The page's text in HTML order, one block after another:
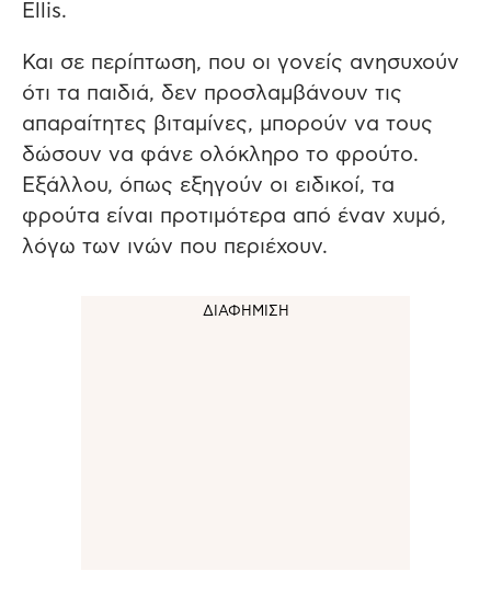
Ellis.
Και σε περίπτωση, που οι γονείς ανησυχούν
ότι τα παιδιά, δεν προσλαμβάνουν τις
απαραίτητες βιταμίνες, μπορούν να τους
δώσουν να φάνε ολόκληρο το φρούτο.
Εξάλλου, όπως εξηγούν οι ειδικοί, τα
φρούτα είναι προτιμότερα από έναν χυμό,
λόγω των ινών που περιέχουν.